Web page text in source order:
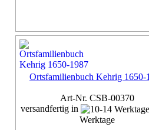
Ortsfamilienbuch Kehrig 1650-
Art-Nr. CSB-00370
versandfertig in
Werktage